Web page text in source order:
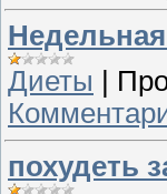
Диеты
похудеть